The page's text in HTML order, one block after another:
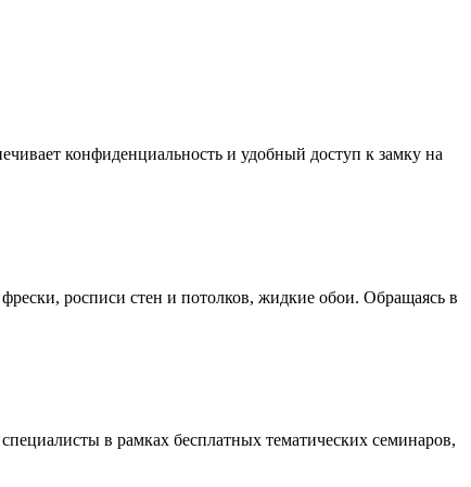
конфиденциальность и удобный доступ к замку на
росписи стен и потолков, жидкие обои. Обращаясь в
в рамках бесплатных тематических семинаров,